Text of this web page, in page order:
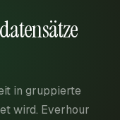
in gruppierte
wird. Everhour